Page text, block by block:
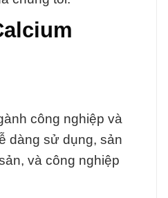
công nghiệp và
dàng sử dụng, sản
và công nghiệp